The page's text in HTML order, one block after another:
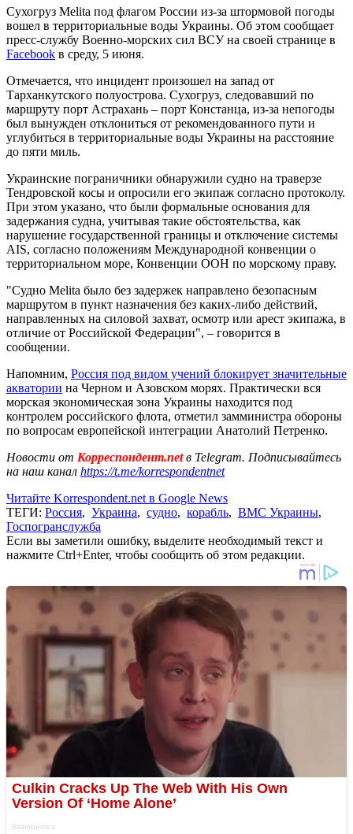
Сухогруз Melita под флагом России из-за штормовой погоды
вошел в территориальные воды Украины. Об этом сообщает
пресс-службу Военно-морских сил ВСУ на своей странице в
Facebook в среду, 5 июня.
Отмечается, что инцидент произошел на запад от
Тарханкутского полуострова. Сухогруз, следовавший по
маршруту порт Астрахань – порт Констанца, из-за непогоды
был вынужден отклониться от рекомендованного пути и
углубиться в территориальные воды Украины на расстояние
до пяти миль.
Украинские пограничники обнаружили судно на траверзе
Тендровской косы и опросили его экипаж согласно протоколу.
При этом указано, что были формальные основания для
задержания судна, учитывая такие обстоятельства, как
нарушение государственной границы и отключение системы
AIS, согласно положениям Международной конвенции о
территориальном море, Конвенции ООН по морскому праву.
"Судно Melita было без задержек направлено безопасным
маршрутом в пункт назначения без каких-либо действий,
направленных на силовой захват, осмотр или арест экипажа, в
отличие от Российской Федерации", – говорится в
сообщении.
Напомним, Россия под видом учений блокирует значительные
акватории на Черном и Азовском морях. Практически вся
морская экономическая зона Украины находится под
контролем российского флота, отметил замминистра обороны
по вопросам европейской интеграции Анатолий Петренко.
Новости от Корреспондент.netв Telegram. Подписывайтесь
на наш канал https://t.me/korrespondentnet
Читайте Korrespondent.net в Google News
ТЕГИ: Россия, Украина, судно, корабль, ВМС Украины,
Госпогранслужба
Если вы заметили ошибку, выделите необходимый текст и
нажмите Ctrl+Enter, чтобы сообщить об этом редакции.